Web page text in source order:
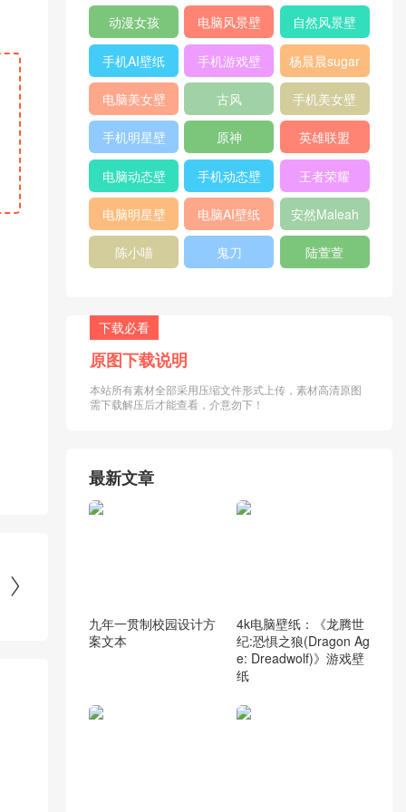

纸 纸
动漫女孩
电脑风景壁
纸
自然风景壁
纸
手机AI壁纸
手机游戏壁
纸
杨晨晨sugar
电脑美女壁
纸
古风
手机美女壁
纸
手机明星壁
纸
原神 英雄联盟
电脑动态壁
纸
手机动态壁
纸
王者荣耀
电脑明星壁
纸
电脑AI壁纸 安然Maleah
陈小喵 鬼刀 陆萱萱
下载必看
原图下载说明
本站所有素材全部采用压缩文件形式上传，素材高清原图
需下载解压后才能查看，介意勿下！
最新文章
九年一贯制校园设计方
案文本
4k电脑壁纸：《龙腾世
纪:恐惧之狼(Dragon Ag
e: Dreadwolf)》游戏壁
纸